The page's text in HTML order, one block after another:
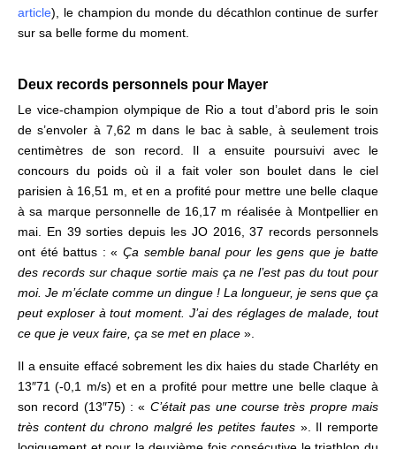
article), le champion du monde du décathlon continue de surfer
sur sa belle forme du moment.
Deux records personnels pour Mayer
Le vice-champion olympique de Rio a tout d’abord pris le soin
de s’envoler à 7,62 m dans le bac à sable, à seulement trois
centimètres de son record. Il a ensuite poursuivi avec le
concours du poids où il a fait voler son boulet dans le ciel
parisien à 16,51 m, et en a profité pour mettre une belle claque
à sa marque personnelle de 16,17 m réalisée à Montpellier en
mai. En 39 sorties depuis les JO 2016, 37 records personnels
ont été battus : «Ça semble banal pour les gens que je batte
des records sur chaque sortie mais ça ne l’est pas du tout pour
moi. Je m’éclate comme un dingue ! La longueur, je sens que ça
peut exploser à tout moment. J’ai des réglages de malade, tout
ce que je veux faire, ça se met en place ».
Il a ensuite effacé sobrement les dix haies du stade Charléty en
13″71 (-0,1 m/s) et en a profité pour mettre une belle claque à
son record (13″75) : « C’était pas une course très propre mais
très content du chrono malgré les petites fautes».
Il remporte